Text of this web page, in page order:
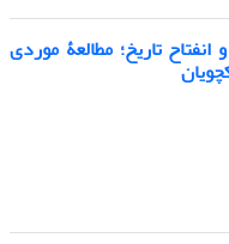
تاریخ؛ مطالعۀ موردی